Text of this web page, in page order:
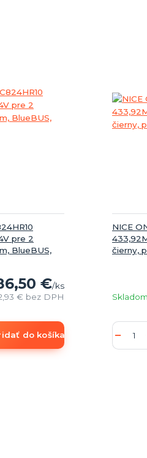
pre 2
BlueBUS,
€/ks
€ bez DPH
do košíka
NICE
čierny,
Skladom